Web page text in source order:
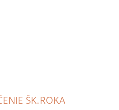
ŠK.ROKA